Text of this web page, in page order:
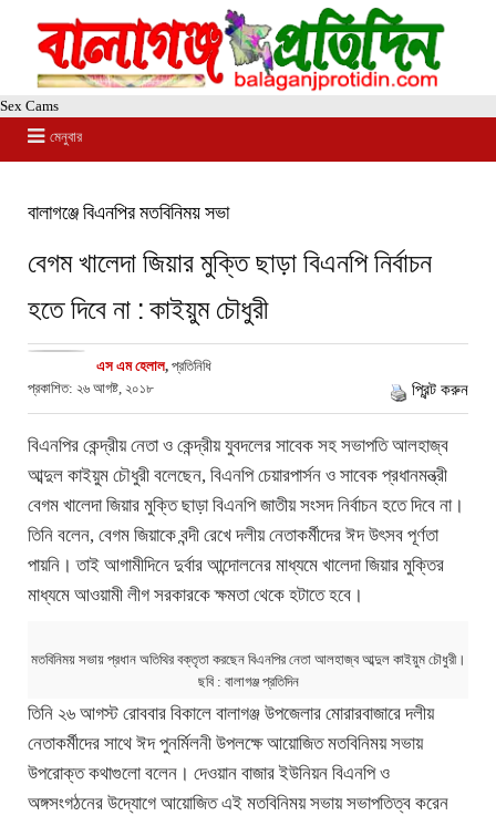
Sex Cams
মেনুবার
বালাগঞ্জে বিএনপির মতবিনিময় সভা
বেগম খালেদা জিয়ার মুক্তি ছাড়া বিএনপি নির্বাচন
হতে দিবে না : কাইয়ুম চৌধুরী
এস এম হেলাল, প্রতিনিধি
প্রকাশিত: ২৬ আগষ্ট, ২০১৮
প্রিন্ট করুন
বিএনপির কেন্দ্রীয় নেতা ও কেন্দ্রীয় যুবদলের সাবেক সহ সভাপতি আলহাজ্ব
আব্দুল কাইয়ুম চৌধুরী বলেছেন, বিএনপি চেয়ারপার্সন ও সাবেক প্রধানমন্ত্রী
বেগম খালেদা জিয়ার মুক্তি ছাড়া বিএনপি জাতীয় সংসদ নির্বাচন হতে দিবে না।
তিনি বলেন, বেগম জিয়াকে বন্দী রেখে দলীয় নেতাকর্মীদের ঈদ উৎসব পূর্ণতা
পায়নি। তাই আগামীদিনে দুর্বার আন্দোলনের মাধ্যমে খালেদা জিয়ার মুক্তির
মাধ্যমে আওয়ামী লীগ সরকারকে ক্ষমতা থেকে হটাতে হবে।
মতবিনিময় সভায় প্রধান অতিথির বক্তৃতা করছেন বিএনপির নেতা আলহাজ্ব আব্দুল কাইয়ুম চৌধুরী।
ছবি : বালাগঞ্জ প্রতিদিন
তিনি ২৬ আগস্ট রোববার বিকালে বালাগঞ্জ উপজেলার মোরারবাজারে দলীয়
নেতাকর্মীদের সাথে ঈদ পুনর্মিলনী উপলক্ষে আয়োজিত মতবিনিময় সভায়
উপরোক্ত কথাগুলো বলেন। দেওয়ান বাজার ইউনিয়ন বিএনপি ও
অঙ্গসংগঠনের উদ্যোগে আয়োজিত এই মতবিনিময় সভায় সভাপতিত্ব করেন